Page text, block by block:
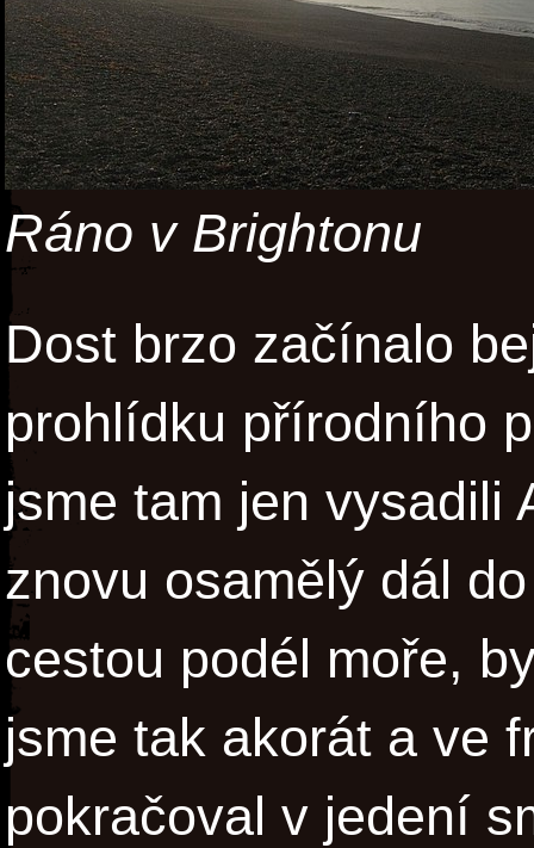
Ráno v Brightonu
Dost brzo začínalo
prohlídku přírodního
jsme tam jen vysadili
znovu osamělý dál
cestou podél moře,
jsme tak akorát a ve
pokračoval v jedení